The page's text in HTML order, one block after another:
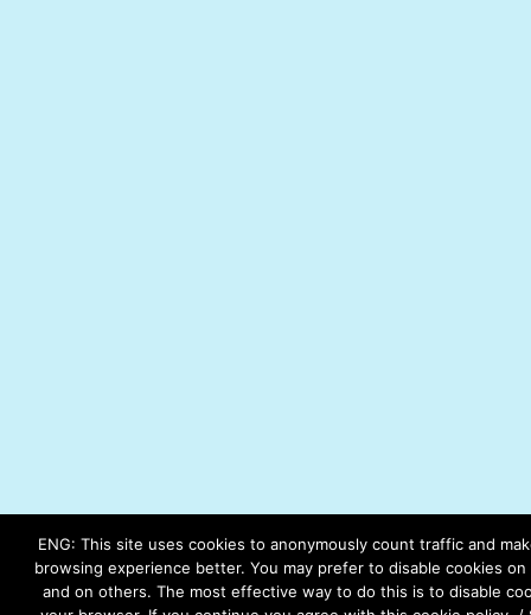
ENG: This site uses cookies to anonymously count traffic and
browsing experience better. You may prefer to disable cookies
and on others. The most effective way to do this is to disable